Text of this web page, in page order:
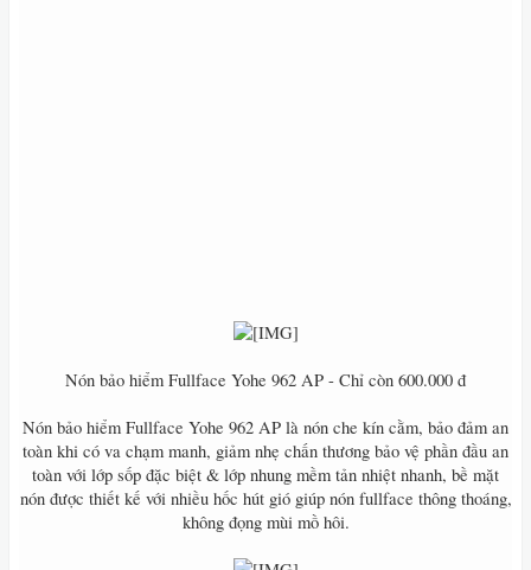
Nón bảo hiểm Fullface Yohe 962 AP - Chỉ còn 600.000 đ
Nón bảo hiểm Fullface Yohe 962 AP là nón che kín cằm, bảo đảm an
toàn khi có va chạm manh, giảm nhẹ chấn thương bảo vệ phần đầu an
toàn với lớp sốp đặc biệt & lớp nhung mềm tản nhiệt nhanh, bề mặt
nón được thiết kế với nhiều hốc hút gió giúp nón fullface thông thoáng,
không đọng mùi mồ hôi.